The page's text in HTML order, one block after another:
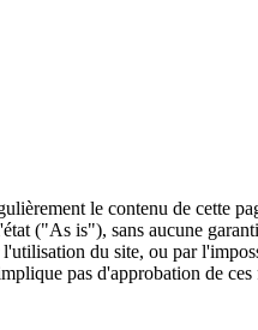
le contenu de cette
("As is"), sans aucune
du site, ou par
pas d'approbation de ces